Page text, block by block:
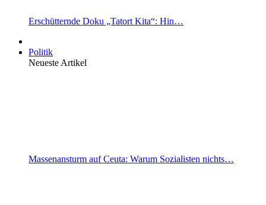
Erschütternde Doku „Tatort Kita“: Hin…
Politik
Neueste Artikel
Massenansturm auf Ceuta: Warum Sozialisten nichts…